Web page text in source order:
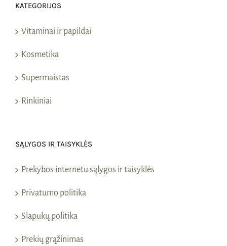
KATEGORIJOS
Vitaminai ir papildai
Kosmetika
Supermaistas
Rinkiniai
SĄLYGOS IR TAISYKLĖS
Prekybos internetu sąlygos ir taisyklės
Privatumo politika
Slapukų politika
Prekių grąžinimas